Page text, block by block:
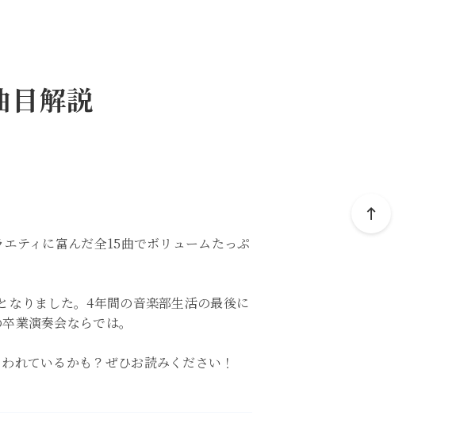
目解説
ティに富んだ全15曲でボリュームたっぷ
なりました。4年間の音楽部生活の最後に
業演奏会ならでは。
れているかも？ぜひお読みください！